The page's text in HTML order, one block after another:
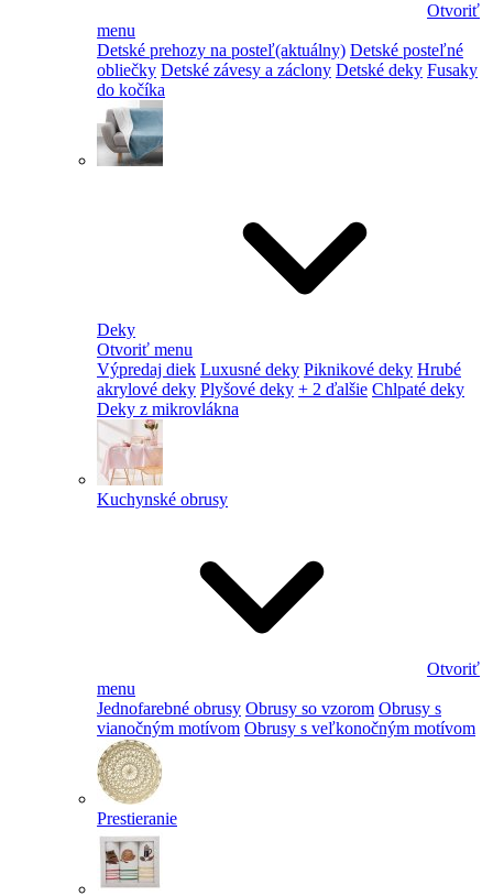
Otvoriť
menu
Detské prehozy na posteľ(aktuálny) Detské posteľné
obliečky Detské závesy a záclony Detské deky Fusaky
do kočíka
Deky
Otvoriť menu
Výpredaj diek Luxusné deky Piknikové deky Hrubé
akrylové deky Plyšové deky + 2 ďalšie Chlpaté deky
Deky z mikrovlákna
Kuchynské obrusy
Otvoriť
menu
Jednofarebné obrusy Obrusy so vzorom Obrusy s
vianočným motívom Obrusy s veľkonočným motívom
Prestieranie